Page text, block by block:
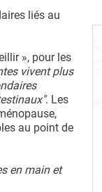
liés au
», pour les
vivent plus
. Les
au point de
en main et